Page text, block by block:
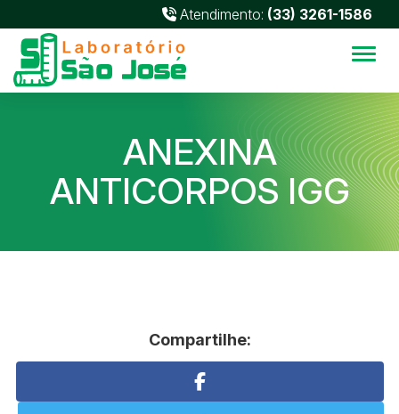
Atendimento: (33) 3261-1586
ANEXINA
ANTICORPOS IGG
Compartilhe: